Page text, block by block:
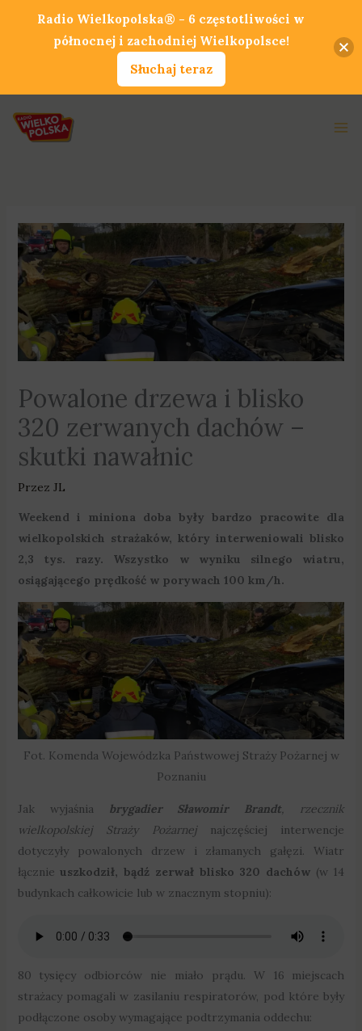
Powalone drzewa i blisko
320 zerwanych dachów –
skutki nawałnic
Przez JL
Weekend i miniona doba były bardzo pracowite dla
wielkopolskich strażaków, który interweniowali blisko
2,3 tys. razy. Wszystko w wyniku silnego wiatru,
osiągającego prędkość w porywach 100 km/h.
Fot. Komenda Wojewódzka Państwowej Straży Pożarnej w
Poznaniu
Jak wyjaśnia brygadier Sławomir Brandt, rzecznik
wielkopolskiej Straży Pożarnejnajczęściej interwencje
dotyczyły powalonych drzew i złamanych gałęzi. Wiatr
łącznieuszkodził, bądź zerwał blisko 320 dachów (w 14
budynkach całkowicie lub w znacznym stopniu):
80 tysięcy odbiorców nie miało prądu. W 16 miejscach
strażacy pomagali w zasilaniu respiratorów, pod które były
podłączone osoby wymagające podtrzymania oddechu:
Radio Wielkopolska® - 6 częstotliwości w
północnej i zachodniej Wielkopolsce!
Słuchaj teraz